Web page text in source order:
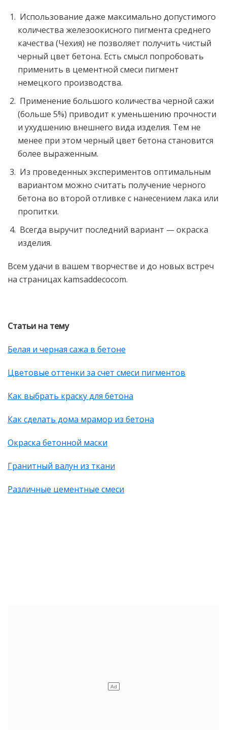
Использование даже максимально допустимого
количества железоокисного пигмента среднего
качества (Чехия) не позволяет получить чистый
черный цвет бетона. Есть смысл попробовать
применить в цементной смеси пигмент
немецкого производства.
Применение большого количества черной сажи
(больше 5%) приводит к уменьшению прочности
и ухудшению внешнего вида изделия. Тем не
менее при этом черный цвет бетона становится
более выраженным.
Из проведенных экспериментов оптимальным
вариантом можно считать получение черного
бетона во второй отливке с нанесением лака или
пропитки.
Всегда выручит последний вариант — окраска
изделия.
Всем удачи в вашем творчестве и до новых встреч
на страницах kamsaddecocom.
Статьи на тему
Белая и черная сажа в бетоне
Цветовые оттенки за счет смеси пигментов
Как выбрать краску для бетона
Как сделать дома мрамор из бетона
Окраска бетонной маски
Гранитный валун из ткани
Различные цементные смеси